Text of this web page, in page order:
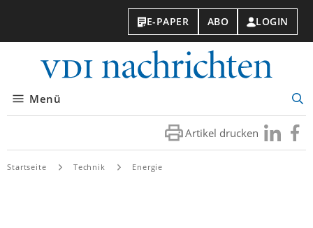
E-PAPER ABO LOGIN
Menü
Artikel drucken Besuchen
Sie
Sie
Startseite Technik Energie